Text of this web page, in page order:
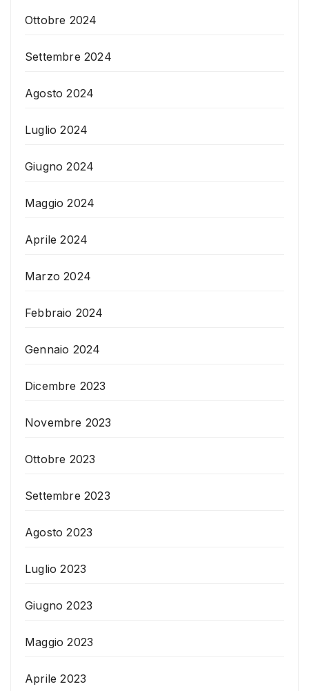
Ottobre 2024
Settembre 2024
Agosto 2024
Luglio 2024
Giugno 2024
Maggio 2024
Aprile 2024
Marzo 2024
Febbraio 2024
Gennaio 2024
Dicembre 2023
Novembre 2023
Ottobre 2023
Settembre 2023
Agosto 2023
Luglio 2023
Giugno 2023
Maggio 2023
Aprile 2023